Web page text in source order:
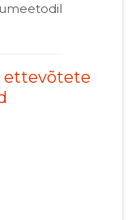
ettevõtete